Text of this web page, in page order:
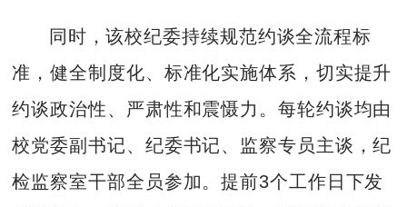
同时，该校纪委持续规范约谈全流程标
准，健全制度化、标准化实施体系，切实提升
约谈政治性、严肃性和震慑力。每轮约谈均由
校党委副书记、纪委书记、监察专员主谈，纪
检监察室干部全员参加。提前3个工作日下发